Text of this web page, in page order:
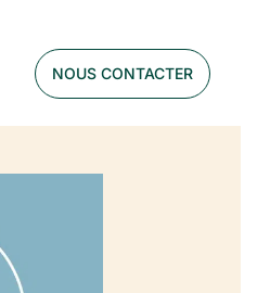
NOUS CONTACTER